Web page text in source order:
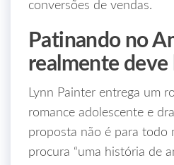
conversões de vendas.
Patinando no
realmente deve
Lynn Painter entrega um
romance adolescente e
proposta não é para todo
procura “uma história de